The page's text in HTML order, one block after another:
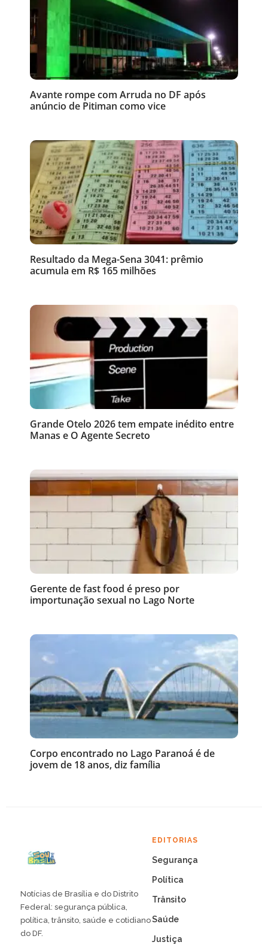
Avante rompe com Arruda no DF após
anúncio de Pitiman como vice
Resultado da Mega-Sena 3041: prêmio
acumula em R$ 165 milhões
Grande Otelo 2026 tem empate inédito entre
Manas e O Agente Secreto
Gerente de fast food é preso por
importunação sexual no Lago Norte
Corpo encontrado no Lago Paranoá é de
jovem de 18 anos, diz família
Notícias de Brasília e do Distrito
Federal: segurança pública,
política, trânsito, saúde e cotidiano
do DF.
EDITORIAS
Segurança
Política
Trânsito
Saúde
Justiça